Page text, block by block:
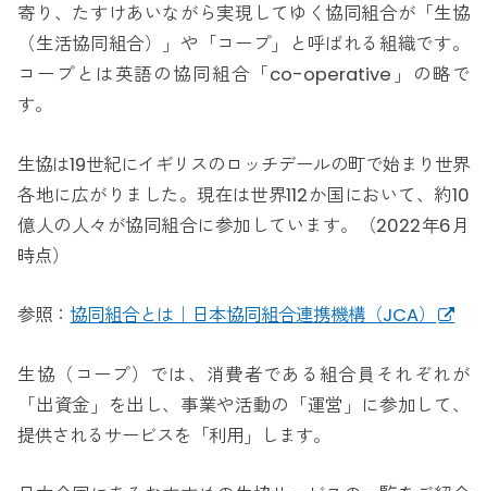
寄り、たすけあいながら実現してゆく協同組合が「生協
（生活協同組合）」や「コープ」と呼ばれる組織です。
コープとは英語の協同組合「co-operative」の略で
す。
生協は19世紀にイギリスのロッチデールの町で始まり世界
各地に広がりました。現在は世界112か国において、約10
億人の人々が協同組合に参加しています。（2022年6月
時点）
参照：協同組合とは｜日本協同組合連携機構（JCA）
生協（コープ）では、消費者である組合員それぞれが
「出資金」を出し、事業や活動の「運営」に参加して、
提供されるサービスを「利用」します。